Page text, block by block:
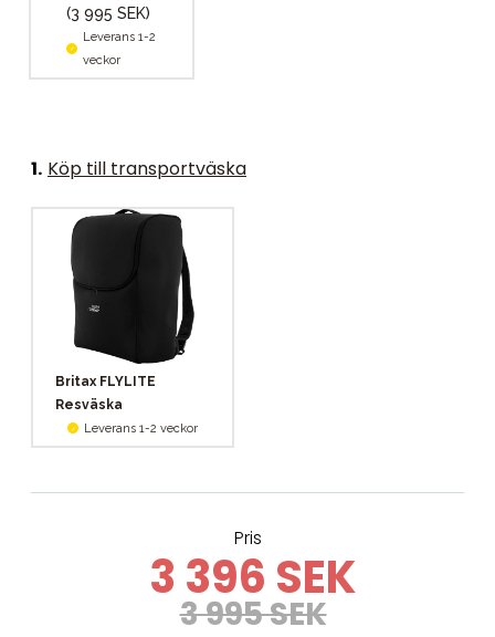
(3 995 SEK)
Leverans 1-2
veckor
1. Köp till transportväska
Britax FLYLITE
Resväska
Leverans 1-2 veckor
Pris
3 396 SEK
3 995 SEK